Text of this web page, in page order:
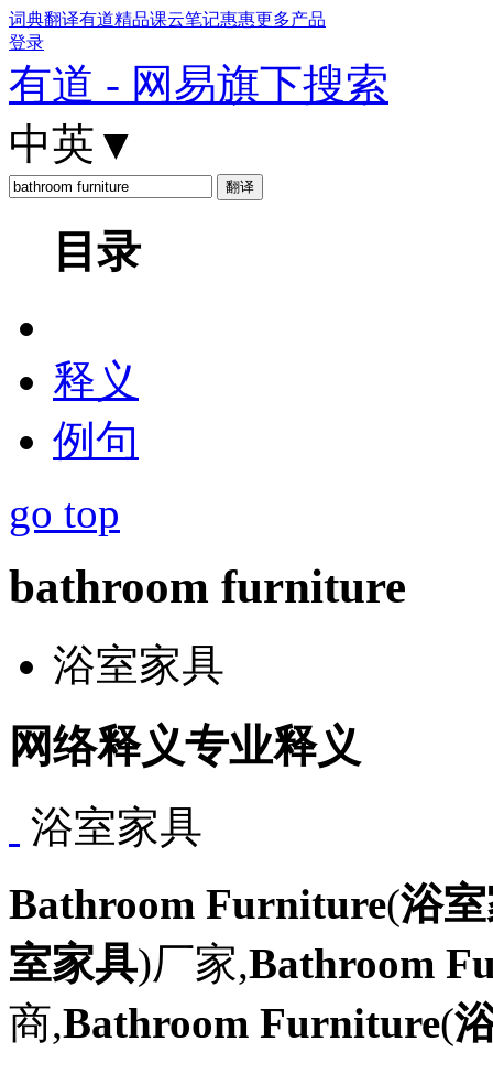
词典翻译有道精品课云笔记惠惠更多产品
登录
有道 - 网易旗下搜索
中英 ▼
目录
释义
例句
go top
bathroom furniture
浴室家具
网络释义专业释义
浴室家具
Bathroom Furniture(浴
室家具)厂家,Bathroom
商,Bathroom Furniture(